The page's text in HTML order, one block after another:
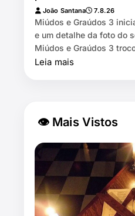
João Santana 7.8.26
Miúdos e Graúdos 3
e um detalhe da foto do
Miúdos e Graúdos 3
⏱️ 7 min de leitura …
Leia mais
👁 Mais Vistos